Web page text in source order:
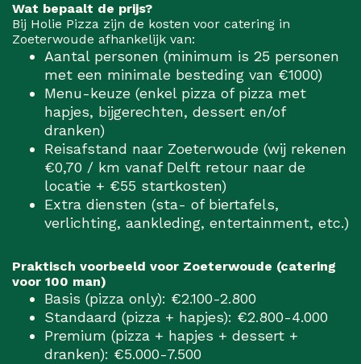
Wat bepaalt de prijs?
Bij Holie Pizza zijn de kosten voor catering in
Zoeterwoude afhankelijk van:
Aantal personen (minimum is 25 personen
met een minimale besteding van €1000)
Menu-keuze (enkel pizza of pizza met
hapjes, bijgerechten, dessert en/of
dranken)
Reisafstand naar Zoeterwoude (wij rekenen
€0,70 / km vanaf Delft retour naar de
locatie + €55 startkosten)
Extra diensten (sta- of biertafels,
verlichting, aankleding, entertainment, etc.)
Praktisch voorbeeld voor Zoeterwoude (catering
voor 100 man)
Basis (pizza only): €2.100-2.800
Standaard (pizza + hapjes): €2.800-4.000
Premium (pizza + hapjes + dessert +
dranken): €5.000-7.500